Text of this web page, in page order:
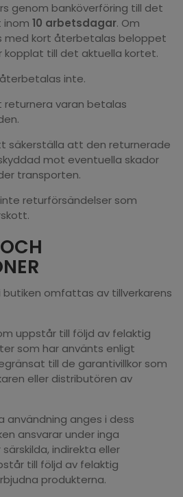
genom banköverföring till det
inom 10 arbetsdagar. Om
med kort återbetalas beloppet
kopplat till det aktuella kortet.
inte.
varan betalas
säkerställa att den returnerade
mot eventuella skador
transporten.
returförsändelser som
butiken omfattas av tillverkarens
uppstår till följd av felaktig
som har använts enligt
till de garantivillkor som
eller distributören av
användning anges i dess
ansvarar under inga
indirekta eller
till följd av felaktig
produkterna.